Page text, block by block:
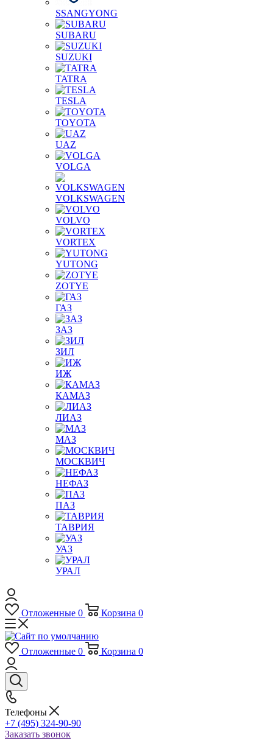
SSANGYONG
SUBARU
SUZUKI
TATRA
TESLA
TOYOTA
UAZ
VOLGA
VOLKSWAGEN
VOLVO
VORTEX
YUTONG
ZOTYE
ГАЗ
ЗАЗ
ЗИЛ
ИЖ
КАМАЗ
ЛИАЗ
МАЗ
МОСКВИЧ
НЕФАЗ
ПАЗ
ТАВРИЯ
УАЗ
УРАЛ
Отложенные 0 Корзина 0
Отложенные 0 Корзина 0
Телефоны
+7 (495) 324-90-90
Заказать звонок